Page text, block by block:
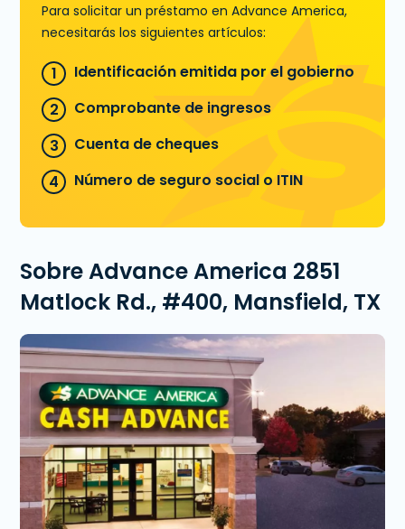
Para solicitar un préstamo en Advance America,
necesitarás los siguientes artículos:
Identificación emitida por el gobierno
Comprobante de ingresos
Cuenta de cheques
Número de seguro social o ITIN
Sobre Advance America 2851
Matlock Rd., #400, Mansfield, TX